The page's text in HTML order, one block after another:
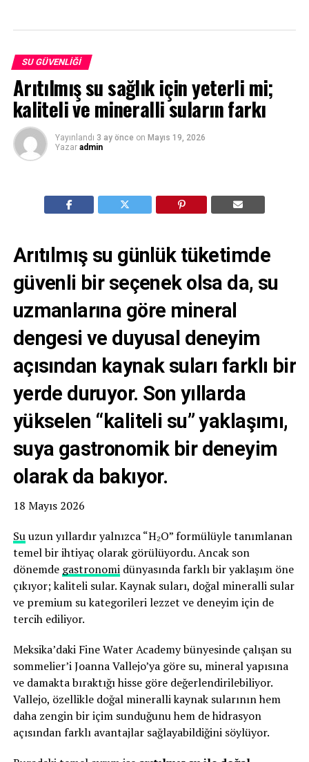
SU GÜVENLIĞI
Arıtılmış su sağlık için yeterli mi;
kaliteli ve mineralli suların farkı
Yayınlandı 3 ay önce on Mayıs 19, 2026
Yazar admin
Arıtılmış su günlük tüketimde
güvenli bir seçenek olsa da, su
uzmanlarına göre mineral
dengesi ve duyusal deneyim
açısından kaynak suları farklı bir
yerde duruyor. Son yıllarda
yükselen “kaliteli su” yaklaşımı,
suya gastronomik bir deneyim
olarak da bakıyor.
18 Mayıs 2026
Suuzun yıllardır yalnızca “H₂O” formülüyle tanımlanan
temel bir ihtiyaç olarak görülüyordu. Ancak son
dönemde gastronomidünyasında farklı bir yaklaşım öne
çıkıyor; kaliteli sular. Kaynak suları, doğal mineralli sular
ve premium su kategorileri lezzet ve deneyim için de
tercih ediliyor.
Meksika’daki Fine Water Academy bünyesinde çalışan su
sommelier’i Joanna Vallejo’ya göre su, mineral yapısına
ve damakta bıraktığı hisse göre değerlendirilebiliyor.
Vallejo, özellikle doğal mineralli kaynak sularının hem
daha zengin bir içim sunduğunu hem de hidrasyon
açısından farklı avantajlar sağlayabildiğini söylüyor.